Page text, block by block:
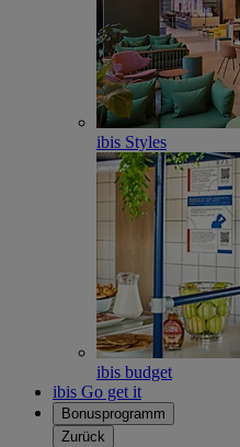
ibis Styles
ibis budget
ibis Go get it
Bonusprogramm
Zurück